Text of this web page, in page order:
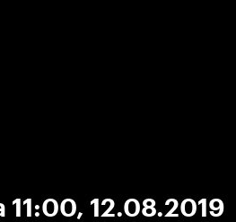
11:00, 12.08.2019